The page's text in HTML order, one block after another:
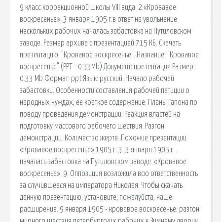
9 класс коррекционной школы VIII вида. 2.«Кровавое
воскресенье». 3 января 1905 г.в ответ на увольнение
нескольких рабочих началась забастовка на Путиловском
заводе. Размер архива с презентацией 715 КБ. Скачать
презентацию. "Кровавое воскресенье". Название: "Кровавое
воскресенье" (PPT - 0.33Mb) Документ: презентация Размер:
0.33 Mb Формат: ppt Язык: русский. Начало рабочей
забастовки. Особенности составления рабочей петиции о
народных нуждах, ее краткое содержание. Планы Гапона по
поводу проведения демонстрации. Реакция властей на
подготовку массового рабочего шествия. Разгон
демонстрации. Количество жертв. Похожие презентации
«Кровавое воскресенье» 1905 г. 3. 3 января 1905 г.
началась забастовка на Путиловском заводе. «Кровавое
воскресенье». 9. Оппозиция возложила всю ответственность
за случившееся на императора Николая. Чтобы скачать
данную презентацию, установите, пожалуйста, наше
расширение. 9 января 1905 - кровавое воскресенье. разгон